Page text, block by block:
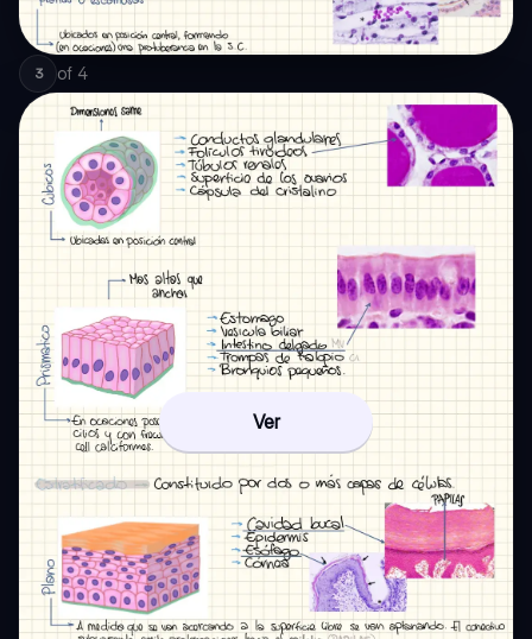
3 of 4
Ver